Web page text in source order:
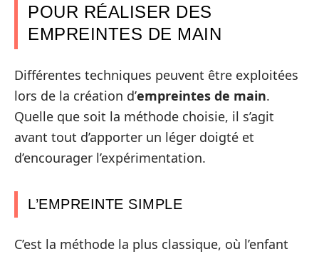
POUR RÉALISER DES
EMPREINTES DE MAIN
Différentes techniques peuvent être exploitées
lors de la création d’empreintes de main.
Quelle que soit la méthode choisie, il s’agit
avant tout d’apporter un léger doigté et
d’encourager l’expérimentation.
L’EMPREINTE SIMPLE
C’est la méthode la plus classique, où l’enfant